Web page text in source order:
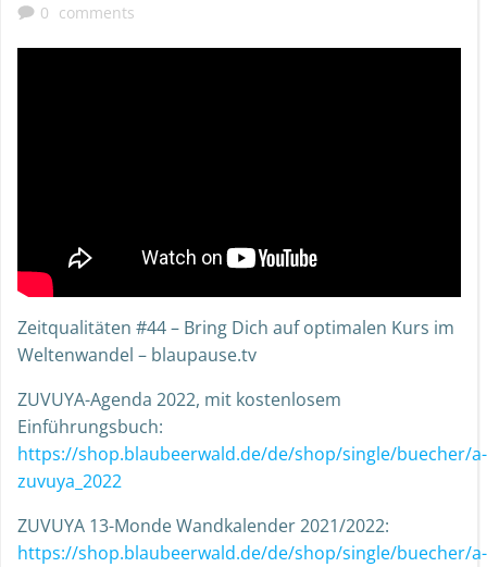
0 comments
Zeitqualitäten #44 – Bring Dich auf optimalen Kurs im
Weltenwandel – blaupause.tv
ZUVUYA-Agenda 2022, mit kostenlosem
Einführungsbuch:
https://shop.blaubeerwald.de/de/shop/single/buecher/a-
zuvuya_2022
ZUVUYA 13-Monde Wandkalender 2021/2022:
https://shop.blaubeerwald.de/de/shop/single/buecher/a-